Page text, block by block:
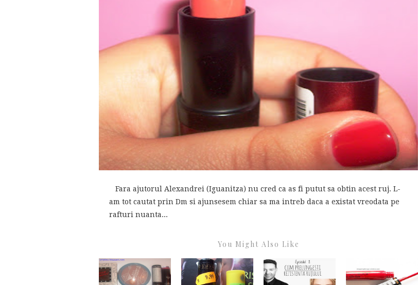
Fara ajutorul Alexandrei (Iguanitza) nu cred ca as fi putut sa obtin acest ruj. L-
am tot cautat prin Dm si ajunsesem chiar sa ma intreb daca a existat vreodata pe
rafturi nuanta...
You Might Also Like